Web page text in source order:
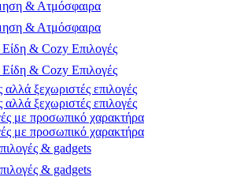
& Ατμόσφαιρα
& Ατμόσφαιρα
& Cozy Επιλογές
& Cozy Επιλογές
ξεχωριστές επιλογές
ξεχωριστές επιλογές
με προσωπικό χαρακτήρα
με προσωπικό χαρακτήρα
& gadgets
& gadgets